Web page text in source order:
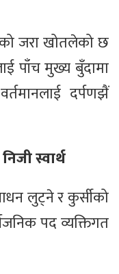
जरा खोतलेको छ
पाँच मुख्य बुँदामा
दर्पणझैं
स्वार्थ
लुट्ने र कुर्सीको
पद व्यक्तिगत